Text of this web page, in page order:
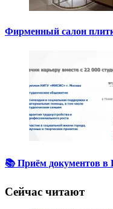
Фирменный салон
📚 Приём документов
Сейчас читают